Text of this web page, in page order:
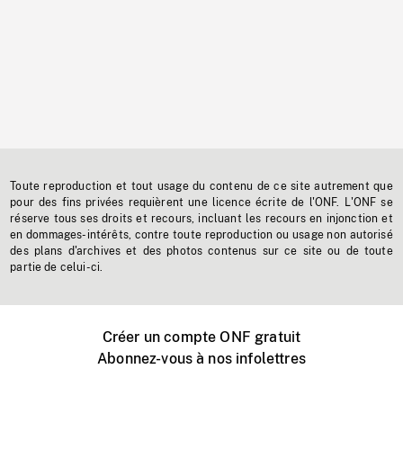
Toute reproduction et tout usage du contenu de ce site autrement que
pour des fins privées requièrent une licence écrite de l'ONF. L'ONF se
réserve tous ses droits et recours, incluant les recours en injonction et
en dommages-intérêts, contre toute reproduction ou usage non autorisé
des plans d'archives et des photos contenus sur ce site ou de toute
partie de celui-ci.
Créer un compte ONF gratuit
Abonnez-vous à nos infolettres